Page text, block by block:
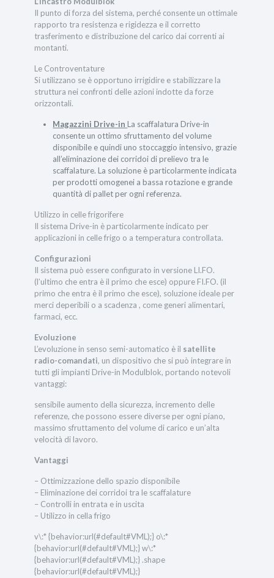
Il punto di forza del sistema, perché consente un ottimale
rapporto tra resistenza e rigidezza e il corretto
trasferimento e distribuzione del carico dai correnti ai
montanti.
Le Controventature
Si utilizzano se è opportuno irrigidire e stabilizzare la
struttura nei confronti delle azioni indotte da forze
orizzontali.
Magazzini Drive-inLa scaffalatura Drive-in
consente un ottimo sfruttamento del volume
disponibile e quindi uno stoccaggio intensivo, grazie
all’eliminazione dei corridoi di prelievo tra le
scaffalature. La soluzione è particolarmente indicata
per prodotti omogenei a bassa rotazione e grande
quantità di pallet per ogni referenza.
Utilizzo in celle frigorifere
Il sistema Drive-in è particolarmente indicato per
applicazioni in celle frigo o a temperatura controllata.
Configurazioni
Il sistema può essere configurato in versione LI.FO.
(l’ultimo che entra è il primo che esce) oppure FI.FO. (il
primo che entra è il primo che esce), soluzione ideale per
merci deperibili o a scadenza , come generi alimentari,
farmaci, ecc.
Evoluzione
L’evoluzione in senso semi-automatico è il satellite
radio-comandati, un dispositivo che si può integrare in
tutti gli impianti Drive-in Modulblok, portando notevoli
vantaggi:
sensibile aumento della sicurezza, incremento delle
referenze, che possono essere diverse per ogni piano,
massimo sfruttamento del volume di carico e un’alta
velocità di lavoro.
Vantaggi
– Ottimizzazione dello spazio disponibile
– Eliminazione dei corridoi tra le scaffalature
– Controlli in entrata e in uscita
– Utilizzo in cella frigo
v\:* {behavior:url(#default#VML);} o\:*
{behavior:url(#default#VML);} w\:*
{behavior:url(#default#VML);} .shape
{behavior:url(#default#VML);}